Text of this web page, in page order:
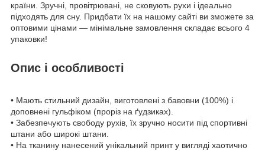
країни. Зручні, провітрювані, не сковують рухи і ідеально
підходять для сну. Придбати їх на нашому сайті ви зможете за
оптовими цінами — мінімальне замовлення складає всього 4
упаковки!
Опис і особливості
• Мають стильний дизайн, виготовлені з бавовни (100%) і
доповнені гульфіком (проріз на ґудзиках).
• Забезпечують свободу рухів, їх зручно носити під спортивні
штани або широкі штани.
• На тканину нанесений унікальний принт у вигляді хаотично